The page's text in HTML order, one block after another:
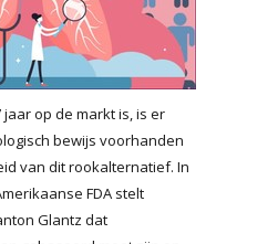
op de markt is, is er
bewijs voorhanden
van dit rookalternatief. In
FDA stelt
Glantz dat